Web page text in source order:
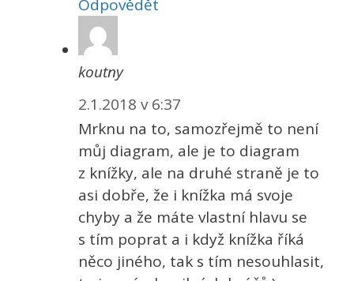
Odpovědět
koutny
2.1.2018 v 6:37
Mrknu na to, samozřejmě to není
můj diagram, ale je to diagram
z knížky, ale na druhé straně je to
asi dobře, že i knížka má svoje
chyby a že máte vlastní hlavu se
s tím poprat a i když knížka říká
něco jiného, tak s tím nesouhlasit,